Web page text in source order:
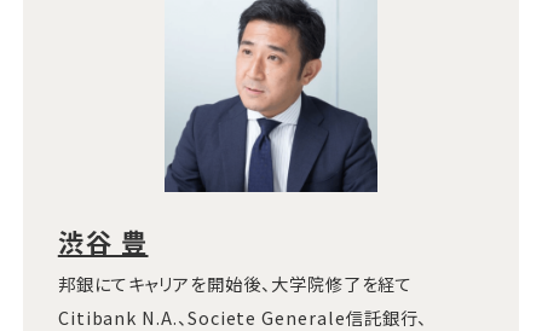
渋谷 豊
邦銀にてキャリアを開始後、大学院修了を経て
Citibank N.A.、Societe Generale信託銀行、